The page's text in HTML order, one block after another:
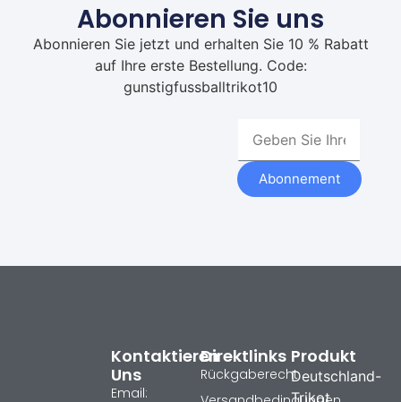
Abonnieren Sie uns
Abonnieren Sie jetzt und erhalten Sie 10 % Rabatt
auf Ihre erste Bestellung. Code:
gunstigfussballtrikot10
Abonnement
Produkt
Deutschland-
Trikot
Direktlinks
Rückgaberecht
Kontaktieren
Uns
Email: